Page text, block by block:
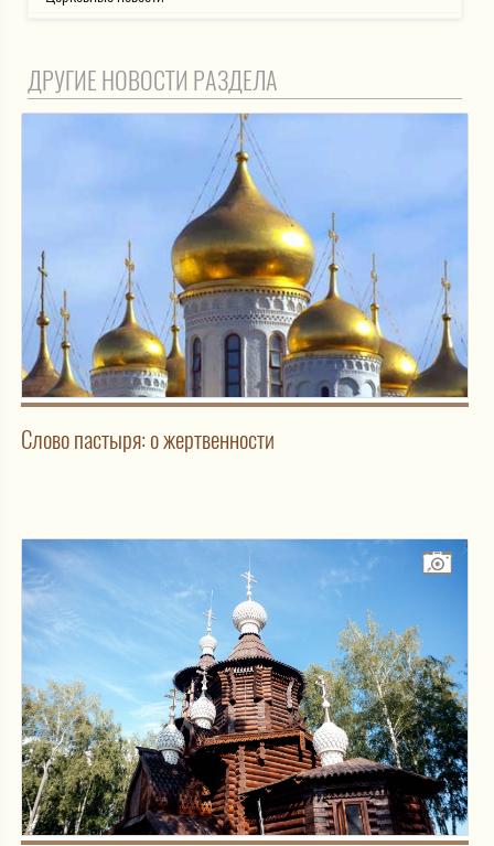
ДРУГИЕ НОВОСТИ РАЗДЕЛА
Слово пастыря: о жертвенности